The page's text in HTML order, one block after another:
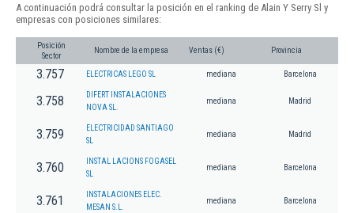
A continuación podrá consultar la posición en el ranking de Alain Y Serry Sl y
empresas con posiciones similares:
Posición
Sector
Nombre de la empresa Ventas (€) Provincia
3.757 ELECTRICAS LEGO SL mediana Barcelona
3.758
DIFERT INSTALACIONES
NOVA SL.
mediana Madrid
3.759
ELECTRICIDAD SANTIAGO
SL
mediana Madrid
3.760
INSTAL LACIONS FOGASEL
SL
mediana Barcelona
3.761
INSTALACIONES ELEC.
MESAN S.L.
mediana Barcelona